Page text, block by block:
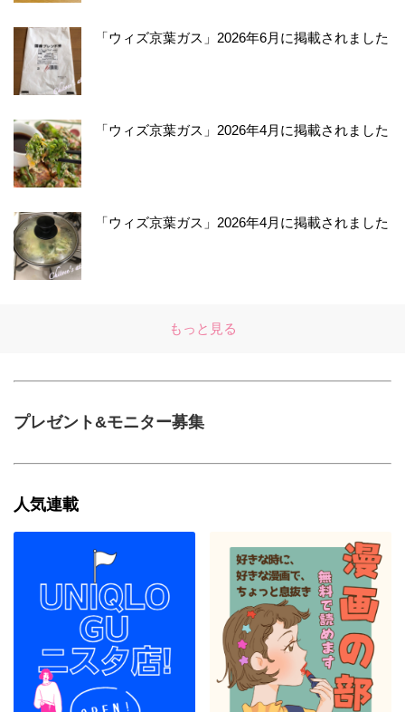
「ウィズ京葉ガス」2026年6月に掲載されました
「ウィズ京葉ガス」2026年4月に掲載されました
「ウィズ京葉ガス」2026年4月に掲載されました
もっと見る
プレゼント&モニター募集
人気連載